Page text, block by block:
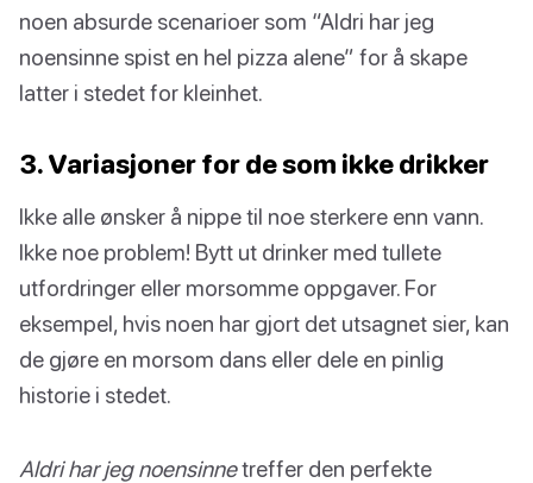
noen absurde scenarioer som “Aldri har jeg
noensinne spist en hel pizza alene” for å skape
latter i stedet for kleinhet.
3. Variasjoner for de som ikke drikker
Ikke alle ønsker å nippe til noe sterkere enn vann.
Ikke noe problem! Bytt ut drinker med tullete
utfordringer eller morsomme oppgaver. For
eksempel, hvis noen har gjort det utsagnet sier, kan
de gjøre en morsom dans eller dele en pinlig
historie i stedet.
Aldri har jeg noensinnetreffer den perfekte